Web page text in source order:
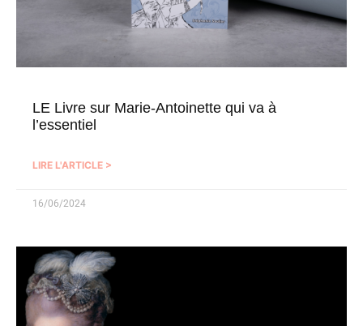
LE Livre sur Marie-Antoinette qui va à
l’essentiel
LIRE L'ARTICLE >
16/06/2024